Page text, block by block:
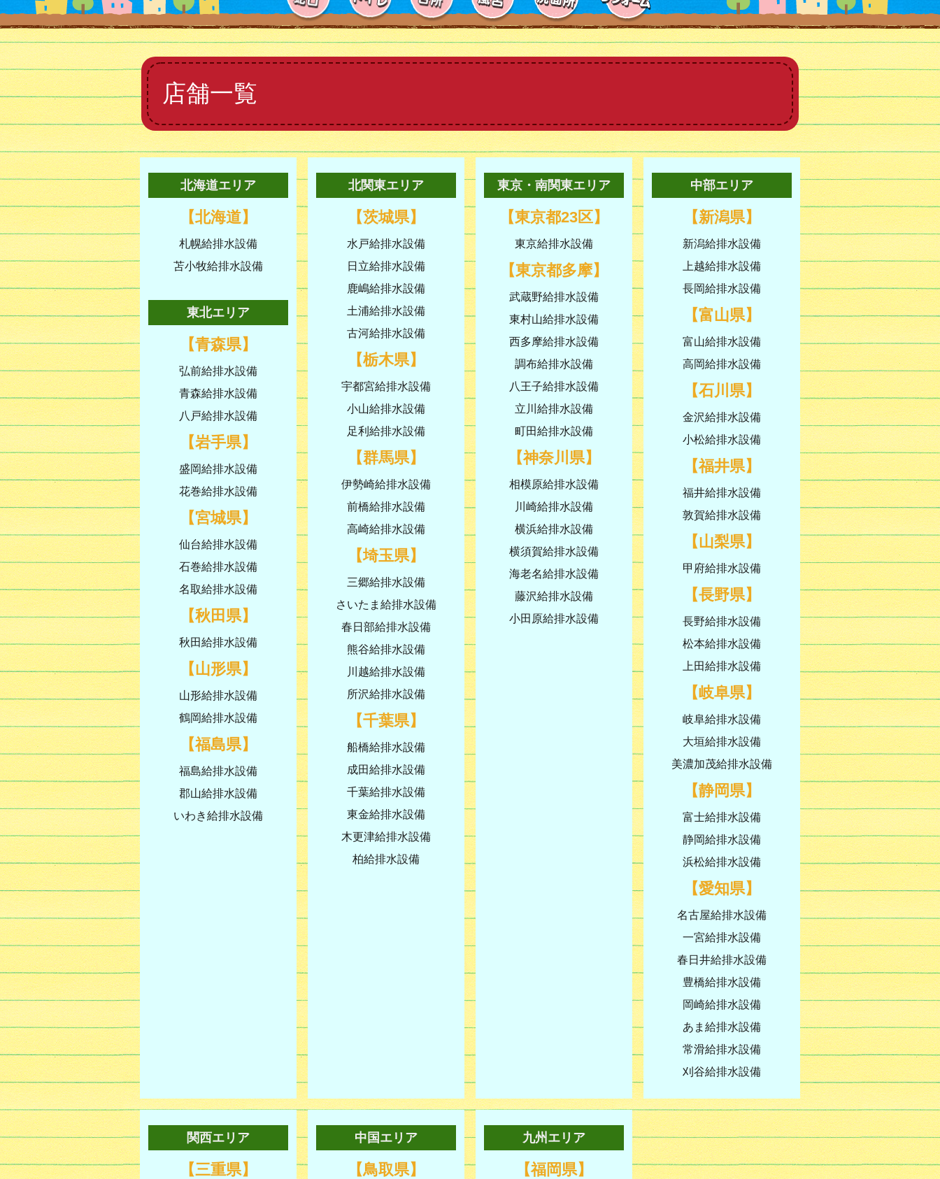
店舗一覧
北海道エリア
【北海道】
札幌給排水設備
苫小牧給排水設備
東北エリア
【青森県】
弘前給排水設備
青森給排水設備
八戸給排水設備
【岩手県】
盛岡給排水設備
花巻給排水設備
【宮城県】
仙台給排水設備
石巻給排水設備
名取給排水設備
【秋田県】
秋田給排水設備
【山形県】
山形給排水設備
鶴岡給排水設備
【福島県】
福島給排水設備
郡山給排水設備
いわき給排水設備
北関東エリア
【茨城県】
水戸給排水設備
日立給排水設備
鹿嶋給排水設備
土浦給排水設備
古河給排水設備
【栃木県】
宇都宮給排水設備
小山給排水設備
足利給排水設備
【群馬県】
伊勢崎給排水設備
前橋給排水設備
高崎給排水設備
【埼玉県】
三郷給排水設備
さいたま給排水設備
春日部給排水設備
熊谷給排水設備
川越給排水設備
所沢給排水設備
【千葉県】
船橋給排水設備
成田給排水設備
千葉給排水設備
東金給排水設備
木更津給排水設備
柏給排水設備
東京・南関東エリア
【東京都23区】
東京給排水設備
【東京都多摩】
武蔵野給排水設備
東村山給排水設備
西多摩給排水設備
調布給排水設備
八王子給排水設備
立川給排水設備
町田給排水設備
【神奈川県】
相模原給排水設備
川崎給排水設備
横浜給排水設備
横須賀給排水設備
海老名給排水設備
藤沢給排水設備
小田原給排水設備
中部エリア
【新潟県】
新潟給排水設備
上越給排水設備
長岡給排水設備
【富山県】
富山給排水設備
高岡給排水設備
【石川県】
金沢給排水設備
小松給排水設備
【福井県】
福井給排水設備
敦賀給排水設備
【山梨県】
甲府給排水設備
【長野県】
長野給排水設備
松本給排水設備
上田給排水設備
【岐阜県】
岐阜給排水設備
大垣給排水設備
美濃加茂給排水設備
【静岡県】
富士給排水設備
静岡給排水設備
浜松給排水設備
【愛知県】
名古屋給排水設備
一宮給排水設備
春日井給排水設備
豊橋給排水設備
岡崎給排水設備
あま給排水設備
常滑給排水設備
刈谷給排水設備
関西エリア
【三重県】
中国エリア
【鳥取県】
九州エリア
【福岡県】